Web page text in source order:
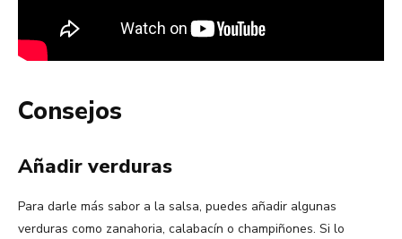
Consejos
Añadir verduras
Para darle más sabor a la salsa, puedes añadir algunas
verduras como zanahoria, calabacín o champiñones. Si lo